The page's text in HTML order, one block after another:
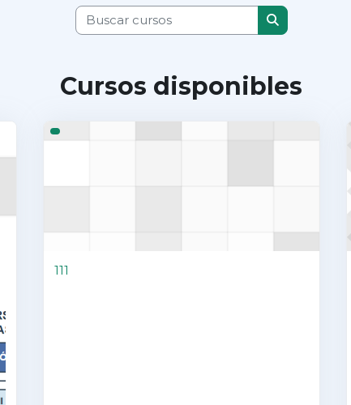
Buscar cursos
Buscar cursos
Cursos disponibles
111
111